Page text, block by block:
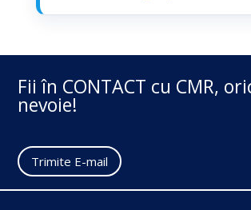
Fii în CONTACT cu CMR,
nevoie!
Trimite E-mail